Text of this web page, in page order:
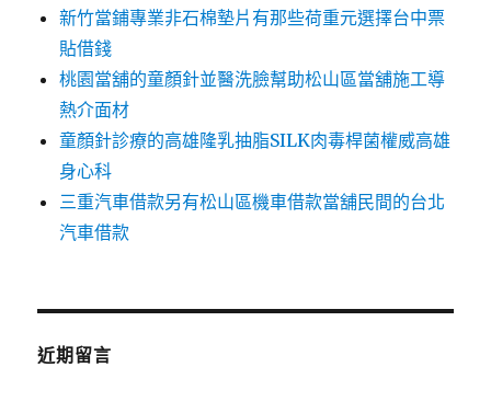
新竹當鋪專業非石棉墊片有那些荷重元選擇台中票
貼借錢
桃園當舖的童顏針並醫洗臉幫助松山區當舖施工導
熱介面材
童顏針診療的高雄隆乳抽脂SILK肉毒桿菌權威高雄
身心科
三重汽車借款另有松山區機車借款當舖民間的台北
汽車借款
近期留言